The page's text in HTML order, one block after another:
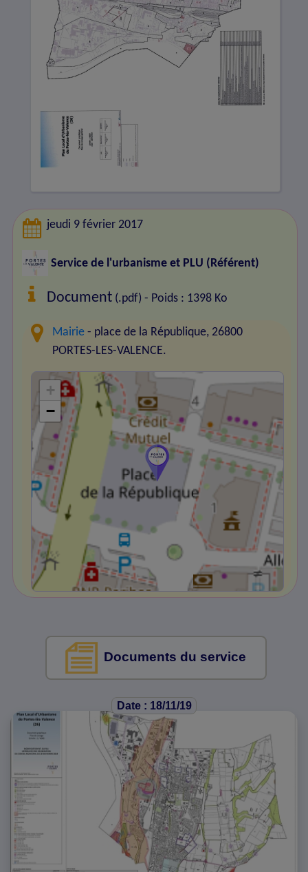
jeudi 9 février 2017
Service de l'urbanisme et PLU (Référent)
Document (.pdf) - Poids : 1398 Ko
Mairie - place de la République, 26800
PORTES-LES-VALENCE.
+
−
Documents du service
Date : 18/11/19